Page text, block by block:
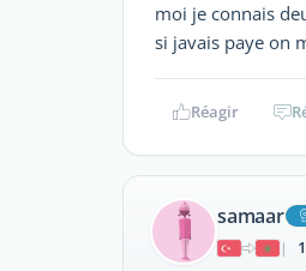
moi je connais
si javais paye on
Réagir
samaar
|